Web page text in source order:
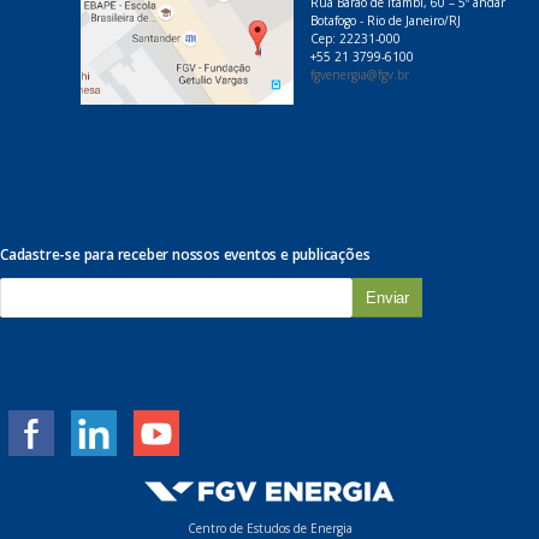
Botafogo - Rio de Janeiro/RJ
Cep: 22231-000
+55 21 3799-6100
fgvenergia@fgv.br
Cadastre-se para receber nossos eventos e publicações
m
Centro de Estudos de Energia